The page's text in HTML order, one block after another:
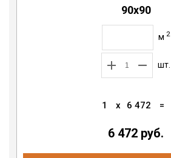
90x90
м 2
шт.
1 x 6 472 =
6 472 руб.